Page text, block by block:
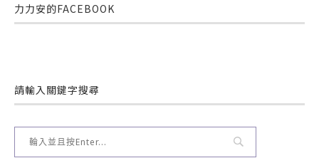
力力安的FACEBOOK
請輸入關鍵字搜尋